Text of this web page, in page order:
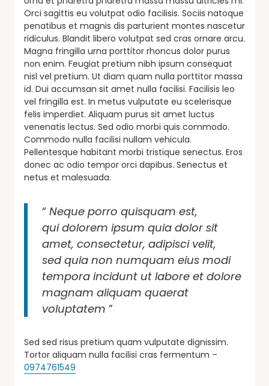
Orci sagittis eu volutpat odio facilisis. Sociis natoque
penatibus et magnis dis parturient montes nascetur
ridiculus. Blandit libero volutpat sed cras ornare arcu.
Magna fringilla urna porttitor rhoncus dolor purus
non enim. Feugiat pretium nibh ipsum consequat
nisl vel pretium. Ut diam quam nulla porttitor massa
id. Dui accumsan sit amet nulla facilisi. Facilisis leo
vel fringilla est. In metus vulputate eu scelerisque
felis imperdiet. Aliquam purus sit amet luctus
venenatis lectus. Sed odio morbi quis commodo.
Commodo nulla facilisi nullam vehicula.
Pellentesque habitant morbi tristique senectus. Eros
donec ac odio tempor orci dapibus. Senectus et
netus et malesuada.
“ Neque porro quisquam est,
qui dolorem ipsum quia dolor sit
amet, consectetur, adipisci velit,
sed quia non numquam eius modi
tempora incidunt ut labore et dolore
magnam aliquam quaerat
voluptatem ”
Sed sed risus pretium quam vulputate dignissim.
Tortor aliquam nulla facilisi cras fermentum –
0974761549